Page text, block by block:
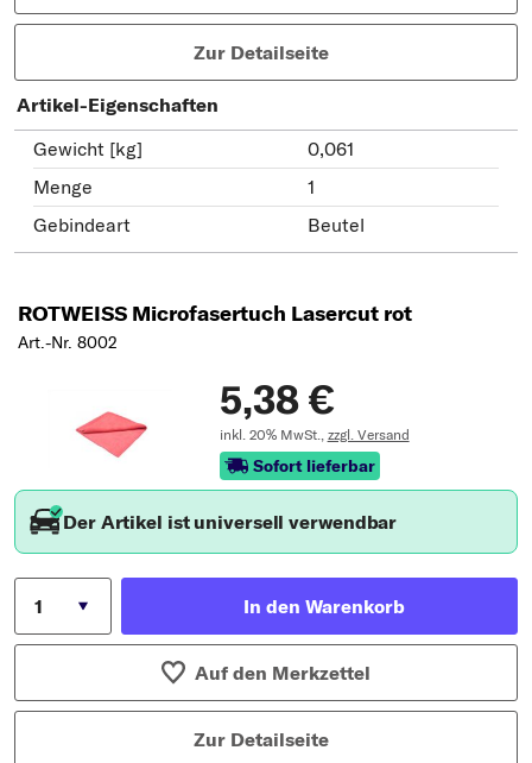
Zur Detailseite
Artikel-Eigenschaften
Gewicht [kg]
0,061
Menge
1
Gebindeart
Beutel
ROTWEISS Microfasertuch Lasercut rot
Art.-Nr. 8002
5,38 €
inkl. 20% MwSt., zzgl. Versand
Sofort lieferbar
Der Artikel ist universell verwendbar
In den Warenkorb
Auf den Merkzettel
Zur Detailseite